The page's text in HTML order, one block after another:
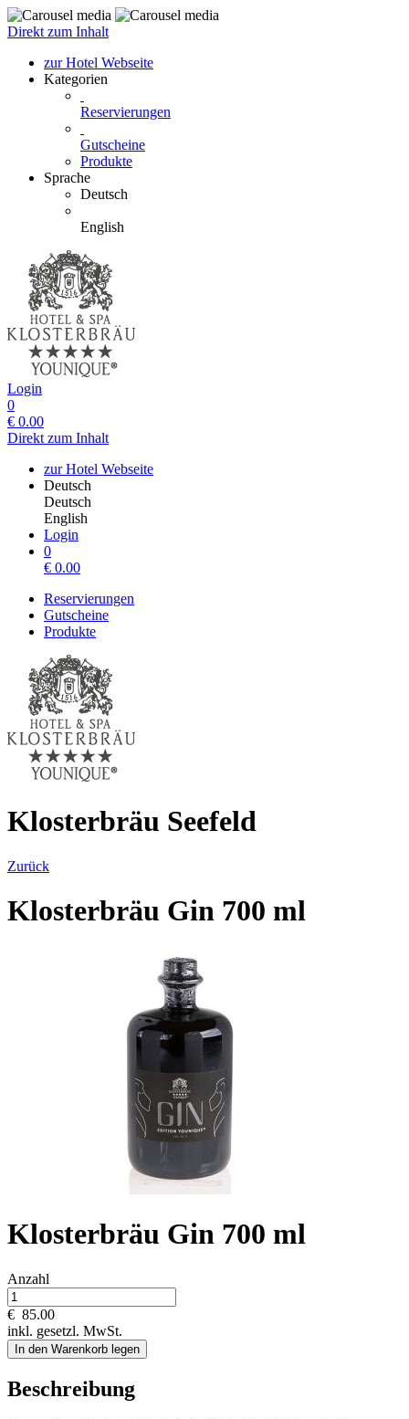
Direkt zum Inhalt
zur Hotel Webseite
Kategorien
Reservierungen
Gutscheine
Produkte
Sprache
Deutsch
English
Login
0
€ 0.00
Direkt zum Inhalt
zur Hotel Webseite
Deutsch
Deutsch
English
Login
0
€ 0.00
Reservierungen
Gutscheine
Produkte
Klosterbräu Seefeld
Zurück
Klosterbräu Gin 700 ml
Klosterbräu Gin 700 ml
Anzahl
€ 85.00
inkl. gesetzl. MwSt.
In den Warenkorb legen
Beschreibung